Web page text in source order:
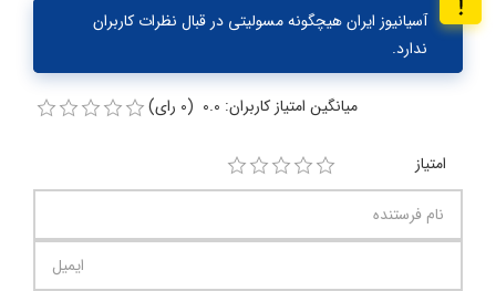
آسیانیوز ایران هیچگونه مسولیتی در قبال نظرات کاربران
ندارد.
میانگین امتیاز کاربران: 0.0 (0 رای)
امتیاز